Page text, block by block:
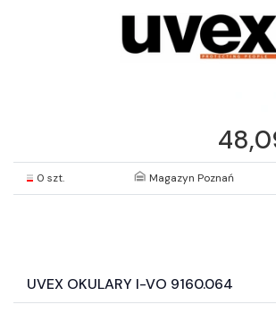
0 szt. Magazyn Poznań
UVEX OKULARY I-VO 9160.064